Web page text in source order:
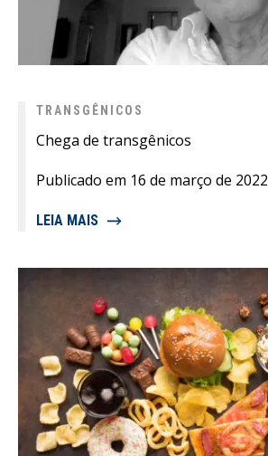
TRANSGÊNICOS
Chega de transgênicos
Publicado em 16 de março de 2022
LEIA MAIS